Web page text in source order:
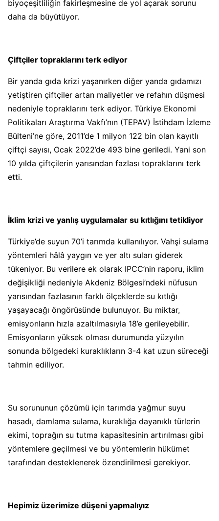
biyoçeşitliliğin fakirleşmesine de yol açarak sorunu
daha da büyütüyor.
Çiftçiler topraklarını terk ediyor
Bir yanda gıda krizi yaşanırken diğer yanda gıdamızı
yetiştiren çiftçiler artan maliyetler ve refahın düşmesi
nedeniyle topraklarını terk ediyor. Türkiye Ekonomi
Politikaları Araştırma Vakfı’nın (TEPAV) İstihdam İzleme
Bülteni’ne göre, 2011’de 1 milyon 122 bin olan kayıtlı
çiftçi sayısı, Ocak 2022’de 493 bine geriledi. Yani son
10 yılda çiftçilerin yarısından fazlası topraklarını terk
etti.
İklim krizi ve yanlış uygulamalar su kıtlığını tetikliyor
Türkiye’de suyun 70’i tarımda kullanılıyor. Vahşi sulama
yöntemleri hâlâ yaygın ve yer altı suları giderek
tükeniyor. Bu verilere ek olarak IPCC’nin raporu, iklim
değişikliği nedeniyle Akdeniz Bölgesi’ndeki nüfusun
yarısından fazlasının farklı ölçeklerde su kıtlığı
yaşayacağı öngörüsünde bulunuyor. Bu miktar,
emisyonların hızla azaltılmasıyla 18’e gerileyebilir.
Emisyonların yüksek olması durumunda yüzyılın
sonunda bölgedeki kuraklıkların 3-4 kat uzun süreceği
tahmin ediliyor.
Su sorununun çözümü için tarımda yağmur suyu
hasadı, damlama sulama, kuraklığa dayanıklı türlerin
ekimi, toprağın su tutma kapasitesinin artırılması gibi
yöntemlere geçilmesi ve bu yöntemlerin hükümet
tarafından desteklenerek özendirilmesi gerekiyor.
Hepimiz üzerimize düşeni yapmalıyız